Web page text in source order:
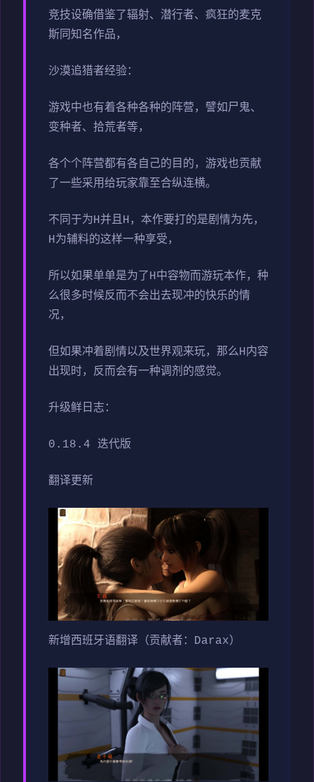
竞技设确借鉴了辐射、潜行者、疯狂的麦克
斯同知名作品，
沙漠追猎者经验：
游戏中也有着各种各种的阵营，譬如尸鬼、
变种者、拾荒者等，
各个个阵营都有各自己的目的，游戏也贡献
了一些采用给玩家靠至合纵连横。
不同于为H并且H，本作要打的是剧情为先，
H为辅料的这样一种享受，
所以如果单单是为了H中容物而游玩本作，种
么很多时候反而不会出去现冲的快乐的情
况，
但如果冲着剧情以及世界观来玩，那么H内容
出现时，反而会有一种调剂的感觉。
升级鲜日志：
0.18.4 迭代版
翻译更新
新增西班牙语翻译（贡献者：Darax）